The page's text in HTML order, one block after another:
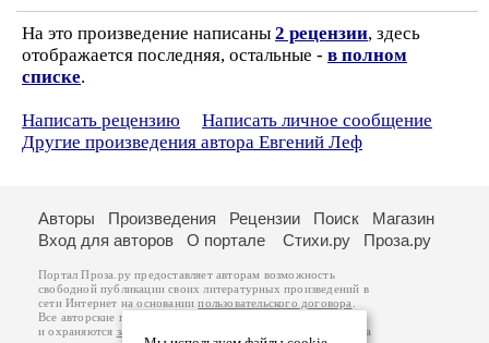
На это произведение написаны 2 рецензии, здесь
отображается последняя, остальные - в полном
списке.
Написать рецензию
Написать личное сообщение
Другие произведения автора Евгений Леф
Авторы Произведения Рецензии Поиск
Магазин
Вход для авторов
О портале Стихи.ру Проза.ру
Портал Проза.ру предоставляет авторам возможность
свободной публикации своих литературных произведений в
сети Интернет на основаниипользовательского договора
Все авторские права на произведения принадлежат авторам
и охраняются законом
. Перепечатка произведений возможна